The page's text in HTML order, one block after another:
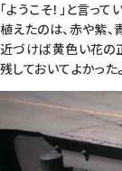
「ようこそ！」と言っ
植えたのは、赤や紫
近づけば黄色い花の
残しておいてよかった